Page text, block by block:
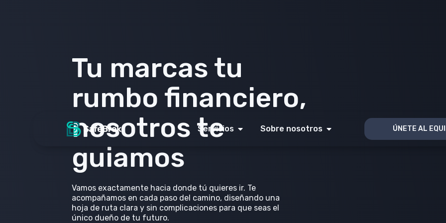
Servicios Sobre nosotros ÚNETE AL
Ahorro y
protección
patrimonial
Un enfoque global de los activos y el patrimonio
gestionados de manera personalizada por
Solicitar cita